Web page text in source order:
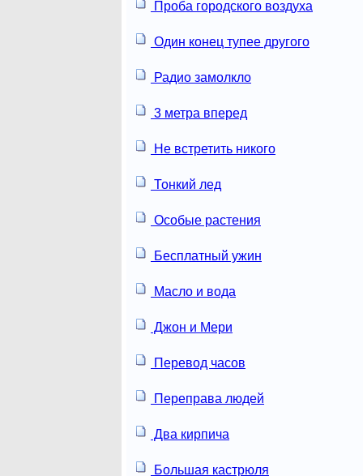
Проба городского воздуха
Один конец тупее другого
Радио замолкло
3 метра вперед
Не встретить никого
Тонкий лед
Особые растения
Бесплатный ужин
Масло и вода
Джон и Мери
Перевод часов
Переправа людей
Два кирпича
Большая кастрюля